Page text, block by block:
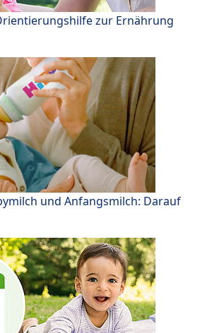
zur Ernährung
und Anfangsmilch: Darauf